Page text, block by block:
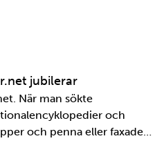
jubilerar
När man sökte
och
och penna eller faxade